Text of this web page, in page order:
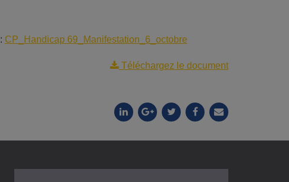
CP_Handicap 69_Manifestation_6_octobre
Téléchargez le document